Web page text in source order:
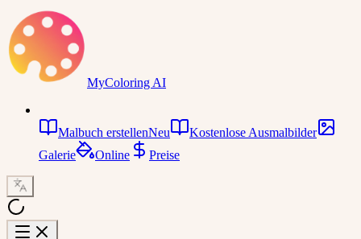
MyColoring AI
Malbuch erstellenNeu
Kostenlose Ausmalbilder
Galerie
Online Preise